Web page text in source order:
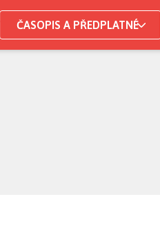
ČASOPIS A PŘEDPLATNÉ